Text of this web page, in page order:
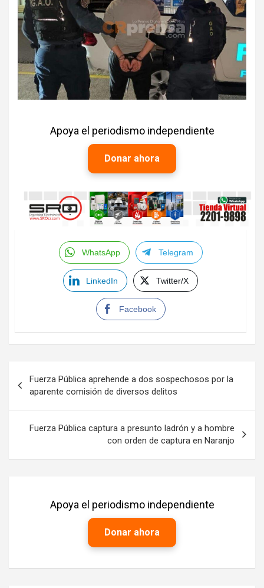
Apoya el periodismo independiente
Donar ahora
WhatsApp Telegram
LinkedIn Twitter/X
Facebook
de
entradas
Fuerza Pública aprehende a dos sospechosos por la
aparente comisión de diversos delitos
Fuerza Pública captura a presunto ladrón y a hombre
con orden de captura en Naranjo
Apoya el periodismo independiente
Donar ahora